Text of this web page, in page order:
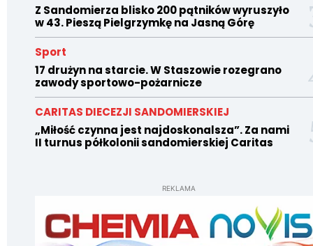
Z Sandomierza blisko 200 pątników wyruszyło
w 43. Pieszą Pielgrzymkę na Jasną Górę
Sport
17 drużyn na starcie. W Staszowie rozegrano
zawody sportowo-pożarnicze
CARITAS DIECEZJI SANDOMIERSKIEJ
„Miłość czynna jest najdoskonalsza”. Za nami
II turnus półkolonii sandomierskiej Caritas
REKLAMA